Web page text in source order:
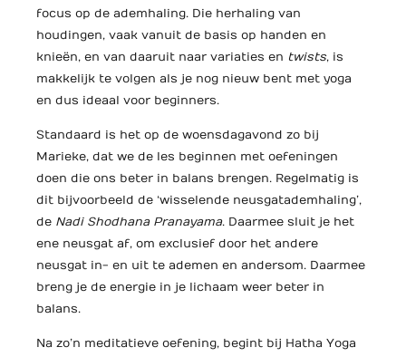
focus op de ademhaling. Die herhaling van
houdingen, vaak vanuit de basis op handen en
knieën, en van daaruit naar variaties en twists, is
makkelijk te volgen als je nog nieuw bent met yoga
en dus ideaal voor beginners.
Standaard is het op de woensdagavond zo bij
Marieke, dat we de les beginnen met oefeningen
doen die ons beter in balans brengen. Regelmatig is
dit bijvoorbeeld de ‘wisselende neusgatademhaling’,
de Nadi Shodhana Pranayama. Daarmee sluit je het
ene neusgat af, om exclusief door het andere
neusgat in- en uit te ademen en andersom. Daarmee
breng je de energie in je lichaam weer beter in
balans.
Na zo’n meditatieve oefening, begint bij Hatha Yoga